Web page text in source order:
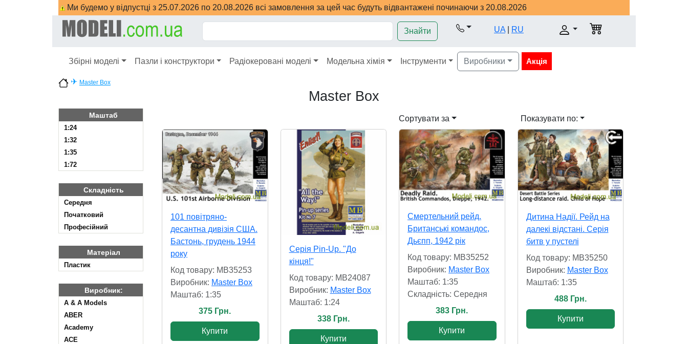
Ми будемо у відпустці з 25.07.2026 по 20.08.2026 всі замовлення за цей час будуть відвантажені починаючи з 20.08.2026
Знайти UA RU
Збірні моделі Пазли і конструктори Радіокеровані моделі Модельна хімія Інструменти Виробники Акція
✈ Master Box
Master Box
Маштаб
1:24
1:32
1:35
1:72
Складність
Cередня
Початковий
Професійний
Матеріал
Пластик
Виробник:
A & A Models
ABER
Academy
ACE
Сортувати за Показувати по:
101 повітряно-
десантна дивізія США.
Бастонь, грудень 1944
року
Код товару: MB35253
Виробник: Master Box
Маштаб: 1:35
375 Грн.
Купити
Серія Pin-Up. "До
кінця!"
Код товару: MB24087
Виробник: Master Box
Маштаб: 1:24
338 Грн.
Купити
Смертельний рейд.
Британські командос,
Дьєпп, 1942 рік
Код товару: MB35252
Виробник: Master Box
Маштаб: 1:35
Складність: Cередня
383 Грн.
Купити
Дитина Надії. Рейд на
далекі відстані. Серія
битв у пустелі
Код товару: MB35250
Виробник: Master Box
Маштаб: 1:35
488 Грн.
Купити